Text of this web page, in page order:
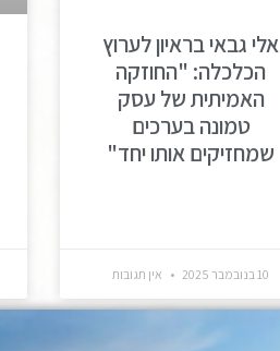
אלי גבאי בראיון לערוץ
הכלכלה: "החוזקה
האמיתית של עסק
טמונה בערכים
שמחזיקים אותו יחד"
10 בנובמבר 2025 אין תגובות